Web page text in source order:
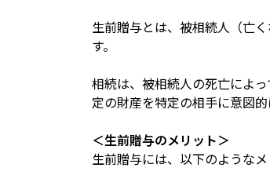
生前贈与とは、被相続人（亡
す。
相続は、被相続人の死亡によ
定の財産を特定の相手に意図
＜生前贈与のメリット＞
生前贈与には、以下のようなメ